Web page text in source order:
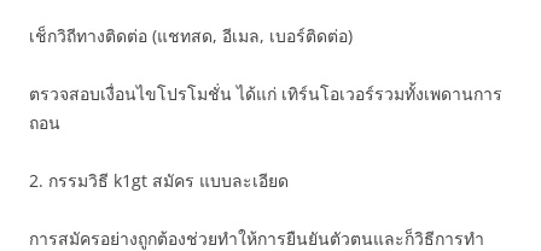
เช็กวิถีทางติดต่อ (แชทสด, อีเมล, เบอร์ติดต่อ)
ตรวจสอบเงื่อนไขโปรโมชั่น ได้แก่ เทิร์นโอเวอร์รวมทั้งเพดานการ
ถอน
2. กรรมวิธี k1gt สมัคร แบบละเอียด
การสมัครอย่างถูกต้องช่วยทำให้การยืนยันตัวตนและก็วิธีการทำ